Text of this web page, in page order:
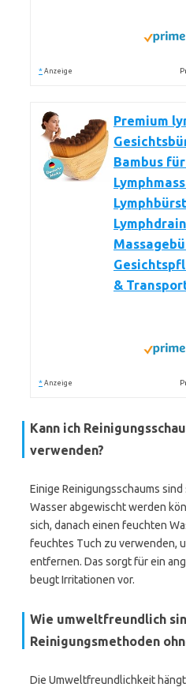
* Anzeige
Premium
Bambus
&
* Anzeige
Kann ich
verwenden?
Einige Reinigungsschaums
Wasser abgewischt werden
sich, danach einen feuchten
feuchtes Tuch zu verwenden,
entfernen. Das sorgt für ein
beugt Irritationen vor.
Wie umweltfreundlich
Reinigungsmethoden
Die Umweltfreundlichkeit